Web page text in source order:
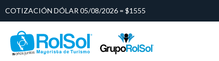
COTIZACIÓN DÓLAR 05/08/2026 = $1555